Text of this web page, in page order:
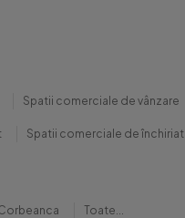
Spatii comerciale de vânzare
Spatii comerciale de închiriat
Toate...